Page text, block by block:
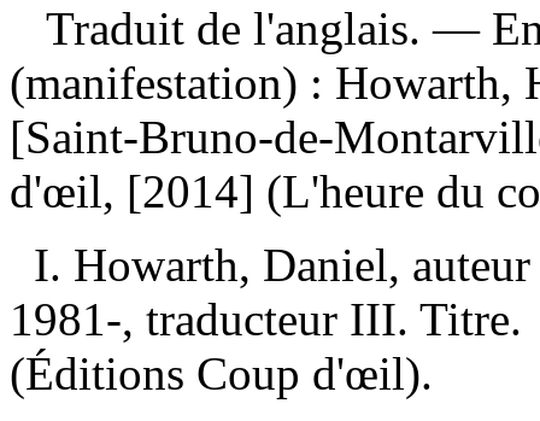
Traduit de l'anglais. —
(manifestation) : Howarth,
[Saint-Bruno-de-
d'œil, [2014] (L'heure du
I. Howarth, Daniel,
1981-, traducteur III.
(Éditions Coup d'œil).